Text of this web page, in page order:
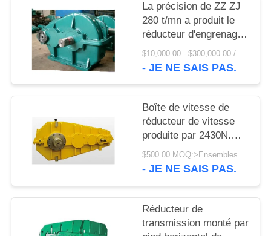
SITE
PRIVACY
POLICY
La précision de ZZ ZJ
280 t/mn a produit le
réducteur d'engrenage
planétaire de la boîte
de vitesse de réducteur
$10,000.00 - $300,000.00 / Set MOQ:1 ensemble/ensembles
- JE NE SAIS PAS.
Boîte de vitesse de
réducteur de vitesse
produite par 2430N.M
de broyeur de rouleau
de couple
$500.00 MOQ:>Ensembles =1
- JE NE SAIS PAS.
Réducteur de
transmission monté par